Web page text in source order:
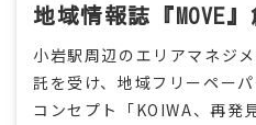
地域情報誌『MOVE
小岩駅周辺のエリアマネジ
託を受け、地域フリーペー
コンセプト「KOIWA、再発